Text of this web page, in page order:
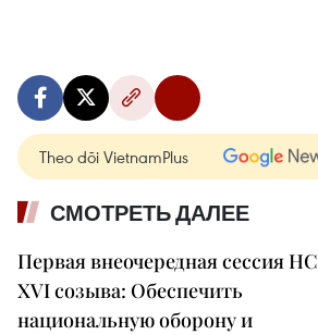
Theo dõi VietnamPlus
СМОТРЕТЬ ДАЛЕЕ
Первая внеочередная сессия НС
XVI созыва: Обеспечить
национальную оборону и